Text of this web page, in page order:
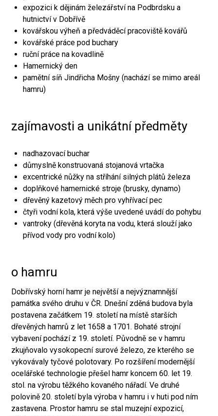
expozici k dějinám železářství na Podbrdsku a
hutnictví v Dobřívě
kovářskou výheň a předváděcí pracoviště kovářů
kovářské práce pod buchary
ruční práce na kovadlině
Hamernický den
pamětní síň Jindřicha Mošny (nachází se mimo areál
hamru)
zajímavosti a unikátní předměty
nadhazovací buchar
důmyslně konstruovaná stojanová vrtačka
excentrické nůžky na stříhání silných plátů železa
doplňkové hamernické stroje (brusky, dynamo)
dřevěný kazetový měch pro vyhřívací pec
čtyři vodní kola, která výše uvedené uvádí do pohybu
vantroky (dřevěná koryta na vodu, která slouží jako
přívod vody pro vodní kolo)
o hamru
Dobřívský horní hamr je největší a nejvýznamnější
památka svého druhu v ČR. Dnešní zděná budova byla
postavena začátkem 19. století na místě starších
dřevěných hamrů z let 1658 a 1701. Bohaté strojní
vybavení pochází z 19. století. Původně se v hamru
zkujňovalo vysokopecní surové železo, ze kterého se
vykovávaly tyčové polotovary. Po rozšíření modernější
ocelářské technologie přešel hamr koncem 60. let 19.
stol. na výrobu těžkého kovaného nářadí. Ve druhé
polovině 20. století byla výroba v hamru i v huti pod ním
zastavena. Prostor hamru se stal muzejní expozicí,